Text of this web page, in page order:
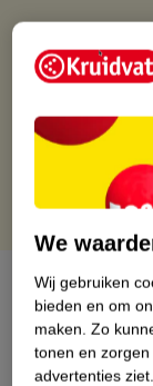
Op werkdagen
Gratis
Gratis
Gratis punten
Over dit
We
Wij gebruiken
bieden en om
maken. Zo
tonen en
advertenties ziet.